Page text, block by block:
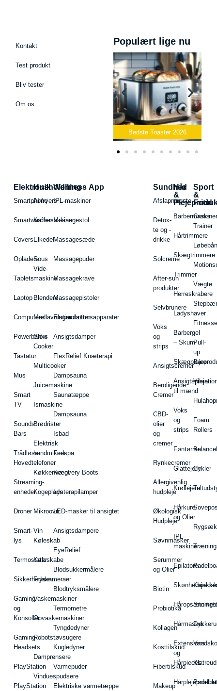
Kontakt
Test produkt
Bliv tester
Om os
Populært lige nu
Bedste Elkedel 2026
Elektronik
Smartphone
Smartwatches
Covers
Opladere
Tablets
Laptop
Computere
Powerbanks
Tastatur
Mus
Smart
TV
Sounds
Bars
Trådløse
Hovedtelefoner
Streaming-
enheder
Droner
Smart-
lys
Termostater
Sikkerhedskameraer
Gaming
og
Konsoller
Gaming-
Headsets
PlayStation
PlayStation
Husholdning
Airfryers
Kaffemaskiner
Elkedel
Sous
Vide-
maskine
Blendere
Madlavningsrobotter
Slow
Cooker
Multicooker
Juicemaskine
Ismaskine
Brødrister
Elektrisk
håndmikser
Køkkenvægt
Kogeplade
Mikroovn
Vin
Køleskab
Køleskabe
Fryser
Vaskemaskiner
Opvaskemaskiner
Robotstøvsugere
Damprensere
Vinduespudsere
Wellness App
IPL-maskiner
Massagestol
Massagesæde
Massagepuder
Massagekrave
Massagepistoler
Elstimulationsapparater
Ansigtsdamper
FlexRelief Knæterapi
Dampsauna
Saunatæppe
Dampsauna
Isbad
Fodspa
Recovery Boots
Lysterapilamper
LED-masker til ansigtet
Ansigtsdampere
EyeRelief
Blodsukkermålere
Blodtryksmålere
Termometre
Tyngdedyner
Kugledyner
Varmepuder
Elektriske varmetæppe
Sundhed
Afslapningste
Detox-
te og -
drikke
Solcreme
After-sun
produkter
Selvbrunere
Voks
og
strips
Ansigtscremer
Beroligende
Cremer
CBD-
olier
og
cremer
Rynkecremer
Allergivenlig
hudpleje
Økologisk
Hudpleje
Søvnmasker
Serummer
og Olier
Biotin
Probiotika
Kollagen
Kosttilskud
Fibertilskud
Makeup
Hår
&
Hårtrimmere
Skægtrimmere
Trimmer
Herreskrabere
Ladyshaver
Barbergel
– Skum
Ansigtspleje
til mænd
Voks
og
strips
Føntørrer
Glattejern
Krøllejern
Hårkure
og Olier
IPL-
maskiner
Epilatorer
Hårmasker
Extensions
og
Hårpieces
Sport
&
Fritid
Cross
Trainer
Vægte
Pull-
up
Barer
Foam
Rollers
Cykler
Vandsko